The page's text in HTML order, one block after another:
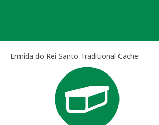
Ermida do Rei Santo Traditional Cache